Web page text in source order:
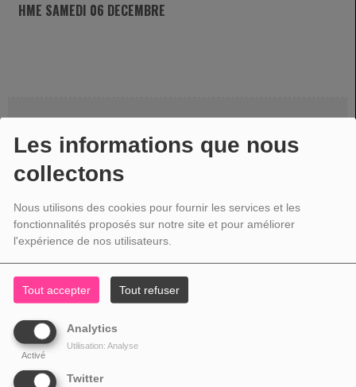
Les informations que nous
collectons
Nous utilisons des cookies pour fournir les services et les
fonctionnalités proposés sur notre site et pour améliorer
l'expérience de nos utilisateurs.
Tout accepter Tout refuser
Analytics
Activé
Utilisation: Analyse
Twitter
HME SAMEDI 06 DECEMBRE
HME SAMEDI 22 NOVEMBRE
HME SAMEDI 15 NOVEMBRE